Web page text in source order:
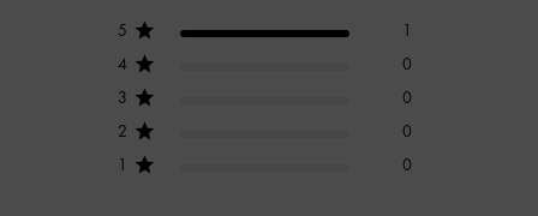
5
1
4
0
3
0
2
0
1
0